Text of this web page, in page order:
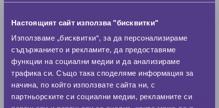
Настоящият сайт използва "бисквитки"
Използваме „бисквитки“, за да персонализираме
съдържанието и рекламите, да предоставяме
функции на социални медии и да анализираме
трафика си. Също така споделяме информация за
начина, по който използвате сайта ни, с
партньорските си социални медии, рекламните си
D B 70
Налични над 12 + | Доставка от 1 до 2 дни
виж повече